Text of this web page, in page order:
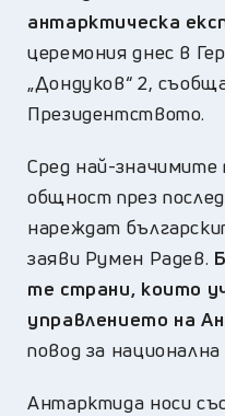
антарктическа
церемония днес в
„Дондуков“ 2,
Президентството.
Сред най-
общност през
нареждат
заяви Румен Радев.
те страни, които
управлението на
повод за
Антарктида носи